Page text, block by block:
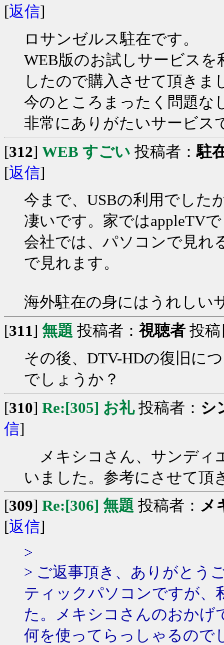
[返信]
ロサンゼルス駐在です。
WEB版のお試しサービス
したので購入させて頂きま
今のところまったく問題な
非常にありがたいサービス
[312] WEB すごい 投稿者：駐
[返信]
今まで、USBの利用でした
凄いです。家ではappleTV
会社では、パソコンで見れ
で見れます。
海外駐在の身にはうれしい
[311] 無題 投稿者： 視聴者 投
その後、DTV-HDの復旧に
でしょうか？
[310] Re:[305] お礼投稿者： シ
信]
メキシコさん、サンディ
いました。参考にさせて頂
[309] Re:[306] 無題 投稿者： メ
[返信]
>
> ご返事頂き、ありがとう
ティックパソコンですが、
た。メキシコさんのおかげ
何を使ってらっしゃるので